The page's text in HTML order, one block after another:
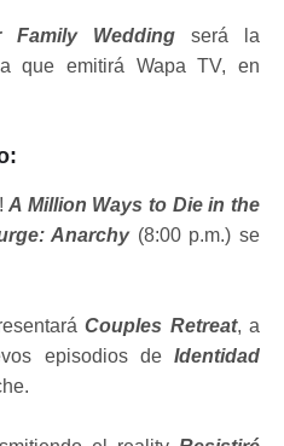
Family Weddingserá la
que emitirá Wapa TV, en
A Million Ways to Die in the
Anarchy(8:00 p.m.) se
Couples Retreat, a
episodios de Identidad